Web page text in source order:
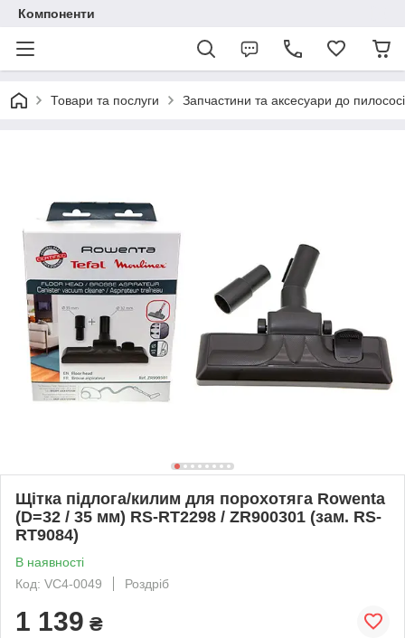
Компоненти
Товари та послуги Запчастини та аксесуари до
Щітка підлога/килим для порохотяга Rowenta
(D=32 / 35 мм) RS-RT2298 / ZR900301 (зам. RS-
RT9084)
В наявності
Код: VC4-0049
Роздріб
1 139 ₴